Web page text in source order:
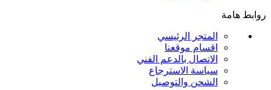
روابط هامة
المتجر الرئيسي
اقسام موقعنا
الاتصال بالدعم الفني
سياسة الاسترجاع
الشحن والتوصيل